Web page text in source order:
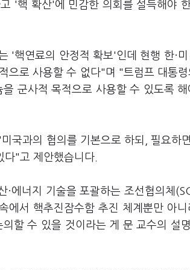
'핵 확산'에 민감한 의회를 설득해야
'핵연료의 안정적 확보'인데 현행 한·
으로 사용할 수 없다"며 "트럼프 대통
군사적 목적으로 사용할 수 있도록
국과의 협의를 기본으로 하되, 필요하
"고 제안했습니다.
에너지 기술을 포괄하는 조선협의체
서 핵추진잠수함 추진 체계뿐만 아니
할 수 있을 것이라는 게 문 교수의 설